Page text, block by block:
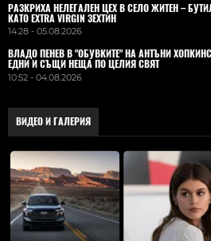
РАЗКРИХА НЕЛЕГАЛЕН ЦЕХ В СЕЛО ЖИТЕН –
КАТО EXTRA VIRGIN ЗЕХТИН
14:28 - 05.08.2026
ВЛАДO ПЕНЕВ В "ОБУВКИТЕ" НА АНТЪНИ
ЕДНИ И СЪЩИ НЕЩА ПО ЦЕЛИЯ СВЯТ
10:52 - 04.08.2026
ВИДЕО И ГАЛЕРИЯ